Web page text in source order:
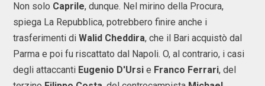
Non solo Caprile, dunque. Nel mirino della Procura,
spiega La Repubblica, potrebbero finire anche i
trasferimenti di Walid Cheddira, che il Bari acquistò dal
Parma e poi fu riscattato dal Napoli. O, al contrario, i casi
degli attaccanti Eugenio D'Ursi e Franco Ferrari, del